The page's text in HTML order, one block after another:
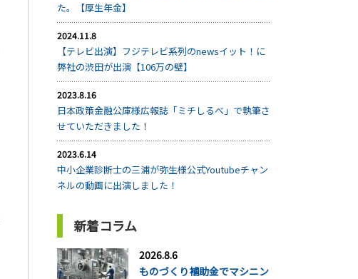
た。【厚生年金】
2024.11.8
【テレビ出演】フジテレビ系列のnewsイット！に
弊社の渋田が出演【106万の壁】
2023.8.16
日本政策金融公庫様広報誌「ミチしるべ」で執筆さ
せていただきました！
2023.6.14
中小企業診断士の三浦が弥生様公式Youtubeチャン
ネルの動画に出演しました！
新着コラム
2026.8.6
ものづくり補助金でマシニン